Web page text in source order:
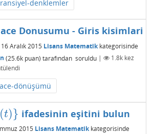
denklemler
Donusumu - Giris kisimlari
16 Aralık 2015 Lisans Matematikkategorisinde
(25.6kpuan) tarafından soruldu | 1.8kkez
dönüşümü
(t)}
} ifadesinin eşitini bulun
2015 Lisans Matematikkategorisinde